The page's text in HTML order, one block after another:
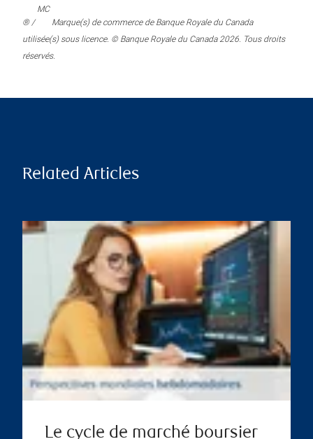
® /
MC
Marque(s) de commerce de Banque Royale du Canada
utilisée(s) sous licence. © Banque Royale du Canada 2026. Tous droits
réservés.
Related Articles
Le cycle de marché boursier